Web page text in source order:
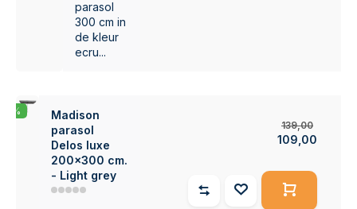
parasol
300 cm in
de kleur
ecru...
Madison
parasol
Delos luxe
200x300 cm.
- Light grey
139,00
109,00